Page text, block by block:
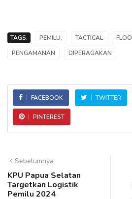
TAGS: PEMILU, TACTICAL
PENGAMANAN
DIPERAGAKAN
FACEBOOK TWITTER
PINTEREST
Sebelumnya
KPU Papua Selatan
Targetkan Logistik
Pemilu 2024